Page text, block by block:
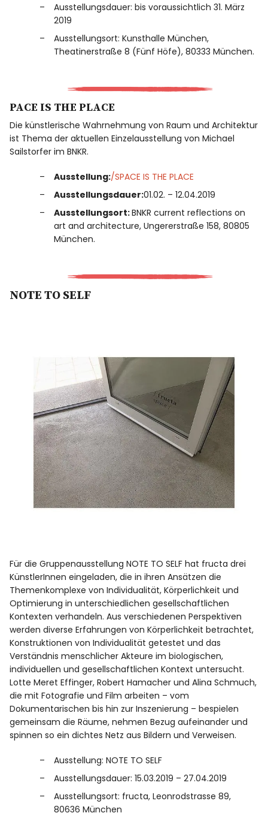
Ausstellungsdauer: bis voraussichtlich 31. März
2019
Ausstellungsort: Kunsthalle München,
Theatinerstraße 8 (Fünf Höfe), 80333 München.
PACE IS THE PLACE
Die künstlerische Wahrnehmung von Raum und Architektur
ist Thema der aktuellen Einzelausstellung von Michael
Sailstorfer im BNKR.
Ausstellung:/SPACE IS THE PLACE
Ausstellungsdauer:01.02. – 12.04.2019
Ausstellungsort:BNKR current reflections on
art and architecture, Ungererstraße 158, 80805
München.
NOTE TO SELF
Für die Gruppenausstellung NOTE TO SELF hat fructa drei
KünstlerInnen eingeladen, die in ihren Ansätzen die
Themenkomplexe von Individualität, Körperlichkeit und
Optimierung in unterschiedlichen gesellschaftlichen
Kontexten verhandeln. Aus verschiedenen Perspektiven
werden diverse Erfahrungen von Körperlichkeit betrachtet,
Konstruktionen von Individualität getestet und das
Verständnis menschlicher Akteure im biologischen,
individuellen und gesellschaftlichen Kontext untersucht.
Lotte Meret Effinger, Robert Hamacher und Alina Schmuch,
die mit Fotografie und Film arbeiten – vom
Dokumentarischen bis hin zur Inszenierung – bespielen
gemeinsam die Räume, nehmen Bezug aufeinander und
spinnen so ein dichtes Netz aus Bildern und Verweisen.
Ausstellung: NOTE TO SELF
Ausstellungsdauer: 15.03.2019 – 27.04.2019
Ausstellungsort: fructa, Leonrodstrasse 89,
80636 München